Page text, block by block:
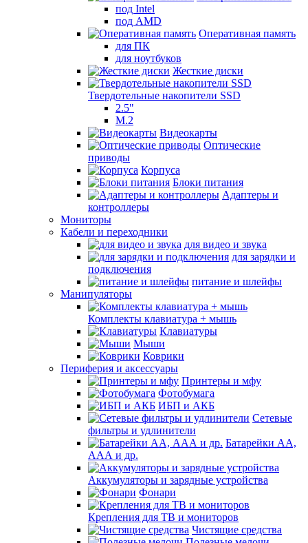
под Intel
под AMD
Оперативная память
для ПК
для ноутбуков
Жесткие диски
Твердотельные накопители SSD
2.5"
M.2
Видеокарты
Оптические
приводы
Корпуса
Блоки питания
Адаптеры и
контроллеры
Мониторы
Кабели и переходники
для видео и звука
для зарядки и
подключения
питание и шлейфы
Манипуляторы
Комплекты клавиатура + мышь
Клавиатуры
Мыши
Коврики
Периферия и аксессуары
Принтеры и мфу
Фотобумага
ИБП и АКБ
Сетевые
фильтры и удлинители
Батарейки АА,
ААА и др.
Аккумуляторы и зарядные устройства
Фонари
Крепления для ТВ и мониторов
Чистящие средства